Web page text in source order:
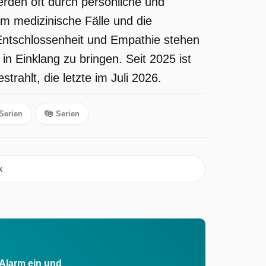
medizinische Fälle und die
und Empathie stehen
Einklang zu bringen. Seit 2025 ist
die letzte im Juli 2026.
Serien
ein und